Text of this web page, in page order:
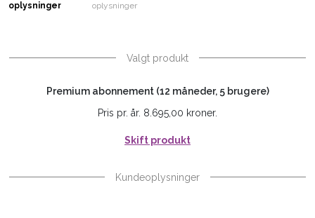
oplysninger
oplysninger
Valgt produkt
Premium abonnement (12 måneder, 5 brugere)
Pris pr. år. 8.695,00 kroner.
Skift produkt
Kundeoplysninger